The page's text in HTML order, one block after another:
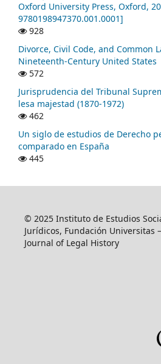
Oxford University Press, Oxford,
9780198947370.001.0001]
928
Divorce, Civil Code, and Common
Nineteenth-Century United States
572
Jurisprudencia del Tribunal
lesa majestad (1870-1972)
462
Un siglo de estudios de Derecho
comparado en España
445
© 2025 Instituto de Estudios
Jurídicos, Fundación Universitas
Journal of Legal History